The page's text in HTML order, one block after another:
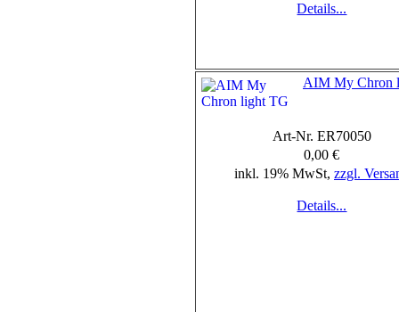
Details...
AIM My Chron
Art-Nr. ER70050
0,00 €
inkl. 19% MwSt, zzgl.
Details...